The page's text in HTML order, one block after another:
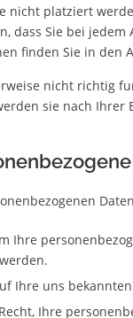
nicht platziert
dass Sie bei jedem
finden Sie in den
nicht richtig
sie nach
Ihre
Ihre uns
Ihre